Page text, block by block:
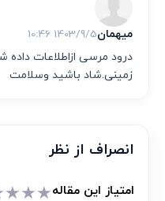
میهمان1403/9/5 10:46
درود مرسی ازاطلاعات
زمینی.شاد باشید وسلامت
انصراف از نظر
امتیاز این مقاله★
★
★